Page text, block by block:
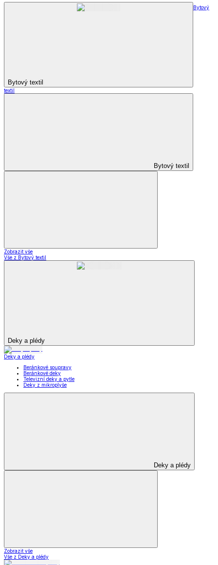
Bytový textil
Bytový
textil
Bytový textil
Zobrazit vše
Vše z Bytový textil
Deky a plédy
Deky a plédy
Beránkové soupravy
Beránkové deky
Televizní deky a pytle
Deky z mikroplyše
Deky a plédy
Zobrazit vše
Vše z Deky a plédy